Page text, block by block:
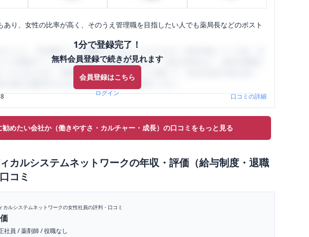
あり、女性の比率が高く、そのうえ管理職を目指したい人でも薬局長などのポスト
1分で登録完了！
無料会員登録で続きが見れます
会員登録はこちら
ログイン
るごとに、30日間口コミの閲覧ができるようになります。SHEHUB(シーハブ)は、女
ミの投稿サイトです。給与面・女性の働きやすさ・会社の評判など、女性の転職は
くさんあります。先輩社員（元社員）の口コミを通して、本当の会社の姿を知り、
の悩みを解消するために、ぜひサイトをご活用ください。
口コミの詳細
勧めたい会社か（働きやすさ・カルチャー・成長）の口コミをもっと見る
カルシステムネットワークの年収・評価（給与制度・退職
コミ
カルシステムネットワークの女性社員の評判・口コミ
社員 /薬剤師/役職なし